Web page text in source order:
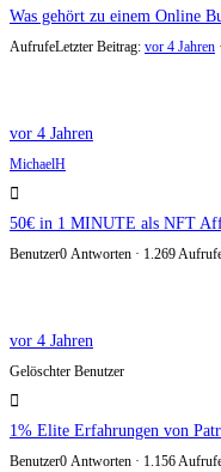
Was gehört zu einem Online
AufrufeLetzter Beitrag: vor 4 Jahren ·
vor 4 Jahren
MichaelH
50€ in 1 MINUTE als NFT
Benutzer0 Antworten · 1.269
vor 4 Jahren
Gelöschter Benutzer
1% Elite Erfahrungen von
Benutzer0 Antworten · 1.156